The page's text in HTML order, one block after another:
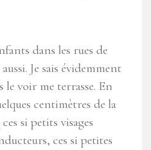
dans les rues de
Je sais évidemment
le voir me terrasse. En
centimètres de la
si petits visages
ces si petites